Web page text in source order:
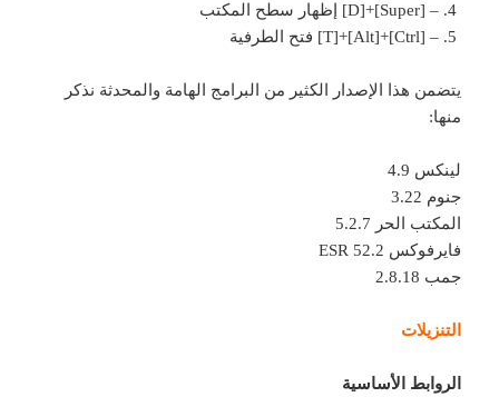
– [Super]+[D] إظهار سطح المكتب
– [Ctrl]+[Alt]+[T] فتح الطرفية
يتضمن هذا الإصدار الكثير من البرامج الهامة والمحدثة نذكر
منها:
لينكس 4.9
جنوم 3.22
المكتب الحر 5.2.7
فايرفوكس 52.2 ESR
جمب 2.8.18
التنزيلات
الروابط الأساسية